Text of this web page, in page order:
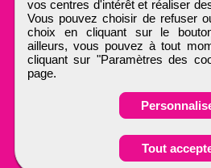
Obtenir
vos centres d'intérêt et réaliser
Vous pouvez choisir de refuser
choix en cliquant sur le
ailleurs, vous pouvez à tout
cliquant sur "Paramètres des
page.
Tout